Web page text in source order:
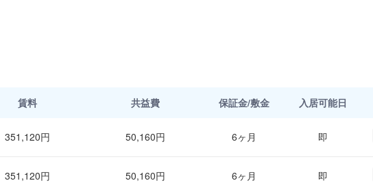
賃料 共益費 保証金/敷金 入居可能日
351,120円 50,160円 6ヶ月 即
351,120円 50,160円 6ヶ月 即